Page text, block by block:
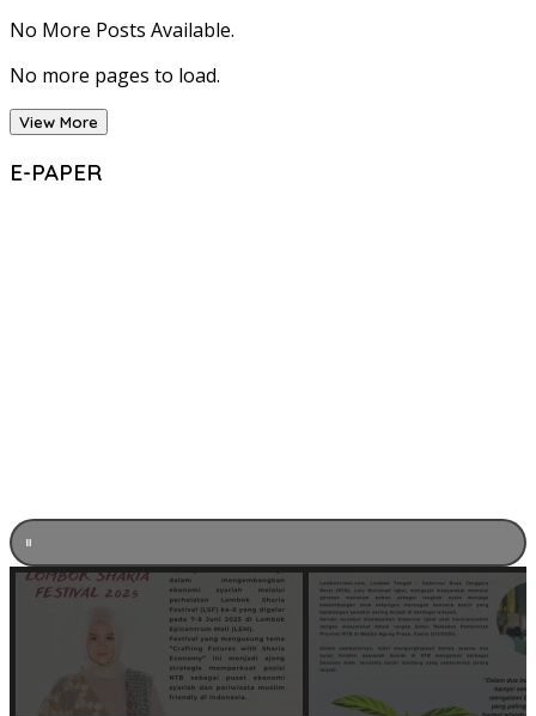
No More Posts Available.
No more pages to load.
View More
E-PAPER